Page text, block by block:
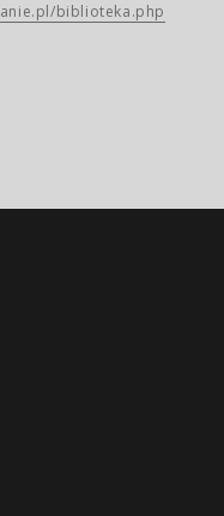
biblioteka.php